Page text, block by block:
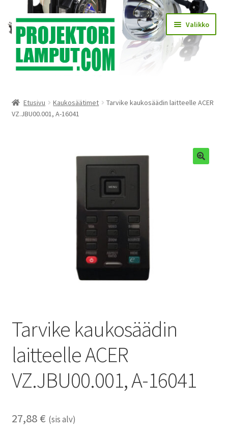
Siirry
navigointiin
Siirry
sisältöön
Valikko
Käyttöehdot
valikko
tason
Etusivu Kaukosäätimet
Tarvike kaukosäädin laitteelle ACER
VZ.JBU00.001, A-16041
Tarvike kaukosäädin
laitteelle ACER
VZ.JBU00.001, A-16041
27,88 € (sis alv)